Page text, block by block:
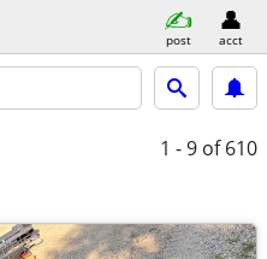
post acct
1 - 9 of 610